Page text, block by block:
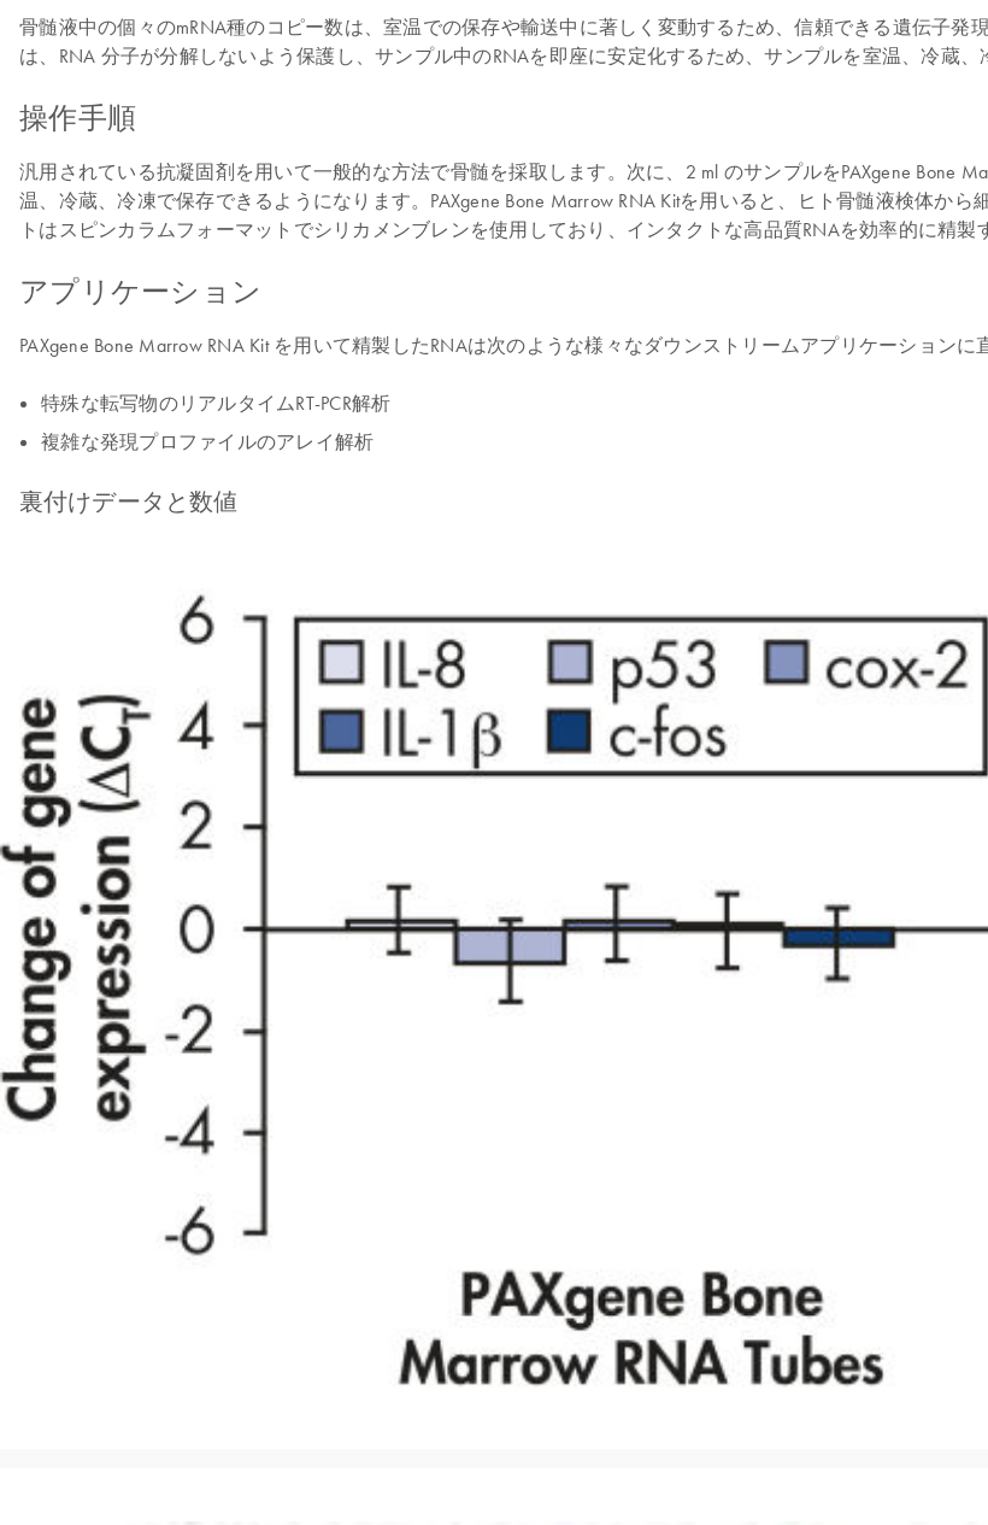
骨髄液中の個々のmRNA種のコピー数は、室温での保存や輸送中に著しく変動するため、信頼できる遺伝子発
は、RNA 分子が分解しないよう保護し、サンプル中のRNAを即座に安定化するため、サンプルを室温、冷蔵、
操作手順
汎用されている抗凝固剤を用いて一般的な方法で骨髄を採取します。次に、2 ml のサンプルをPAXgene Bone
温、冷蔵、冷凍で保存できるようになります。PAXgene Bone Marrow RNA Kitを用いると、ヒト骨髄液検体か
トはスピンカラムフォーマットでシリカメンブレンを使用しており、インタクトな高品質RNAを効率的に精製
アプリケーション
PAXgene Bone Marrow RNA Kit を用いて精製したRNAは次のような様々なダウンストリームアプリケーションに
特殊な転写物のリアルタイムRT-PCR解析
複雑な発現プロファイルのアレイ解析
裏付けデータと数値